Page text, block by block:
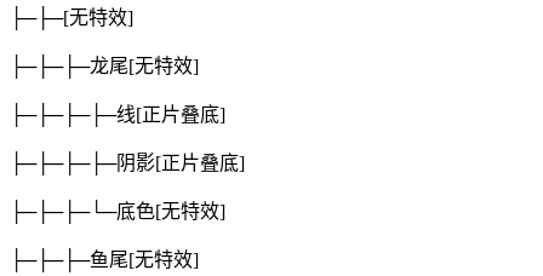
├─├─[无特效]
├─├─├─龙尾[无特效]
├─├─├─├─线[正片叠底]
├─├─├─├─阴影[正片叠底]
├─├─├─└─底色[无特效]
├─├─├─鱼尾[无特效]